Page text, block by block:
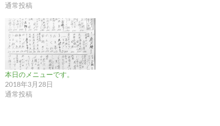
通常投稿
本日のメニューです。
2018年3月28日
通常投稿